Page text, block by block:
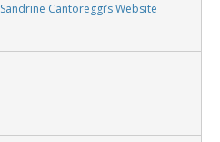
Sandrine Cantoreggi’s Website